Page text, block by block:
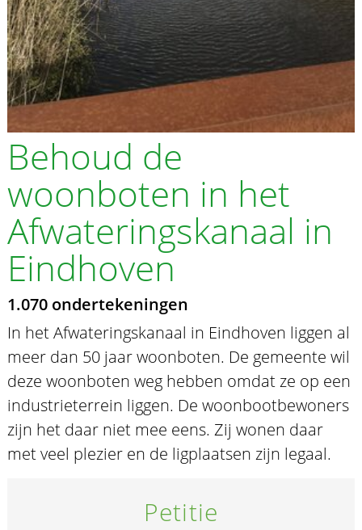
Behoud de
woonboten in het
Afwateringskanaal in
Eindhoven
1.070 ondertekeningen
In het Afwateringskanaal in Eindhoven liggen al
meer dan 50 jaar woonboten. De gemeente wil
deze woonboten weg hebben omdat ze op een
industrieterrein liggen. De woonbootbewoners
zijn het daar niet mee eens. Zij wonen daar
met veel plezier en de ligplaatsen zijn legaal.
Petitie